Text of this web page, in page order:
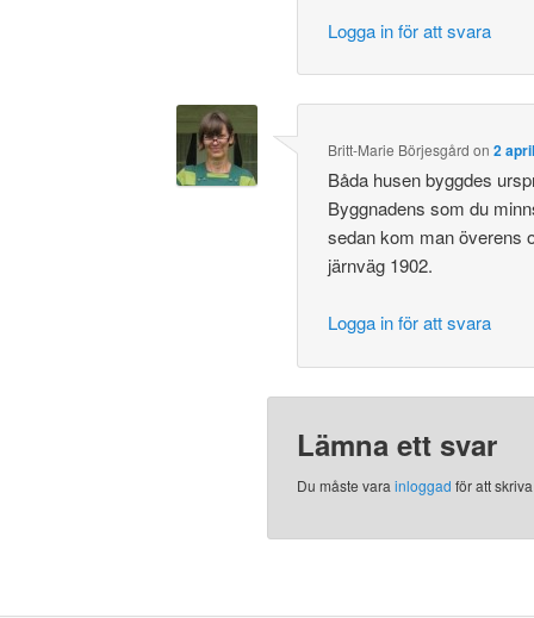
Logga in för att svara
Britt-Marie Börjesgård on 2
Båda husen byggdes
Byggnadens som du
sedan kom man överens
järnväg 1902.
Logga in för att svara
Lämna ett svar
Du måste varainloggad för att